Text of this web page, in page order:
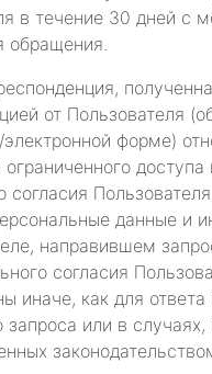
в течение 30 дней с
обращения.
от Пользователя
форме)
доступа
согласия
данные и
направившем
согласия
иначе, как для
запроса или в